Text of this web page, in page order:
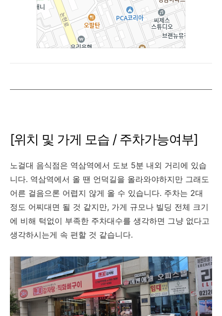
[위치 및 가게 모습 / 주차가능여부]
노걸대 음식점은 역삼역에서 도보 5분 내외 거리에 있습
니다. 역삼역에서 올 땐 언덕길을 올라와야하지만 그래도
어른 걸음으론 어렵지 않게 올 수 있습니다. 주차는 2대
정도 어찌대면 될 것 같지만, 가게 규모나 빌딩 전체 크기
에 비해 턱없이 부족한 주차대수를 생각하면 그냥 없다고
생각하시는게 속 편할 것 같습니다.